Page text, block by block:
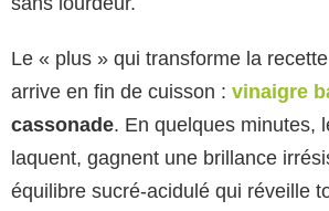
Le « plus » qui transforme la
arrive en fin de cuisson : vinaigre
cassonade. En quelques minutes,
laquent, gagnent une brillance
équilibre sucré-acidulé qui réveille